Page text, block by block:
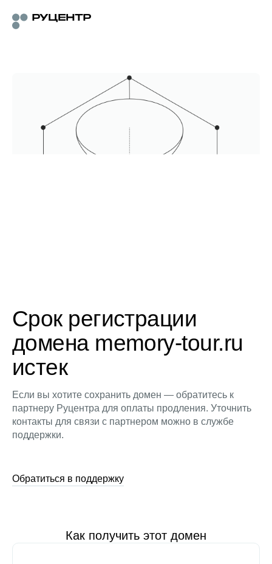
Срок регистрации
домена memory-tour.ru
истек
Если вы хотите сохранить домен — обратитесь к
партнеру Руцентра для оплаты продления. Уточнить
контакты для связи с партнером можно в службе
поддержки.
Обратиться в поддержку
Как получить этот домен